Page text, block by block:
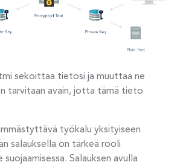
sekoittaa tietosi ja muuttaa ne
tarvitaan avain, jotta tämä tieto
työkalu yksityiseen
salauksella on tärkeä rooli
Salauksen avulla